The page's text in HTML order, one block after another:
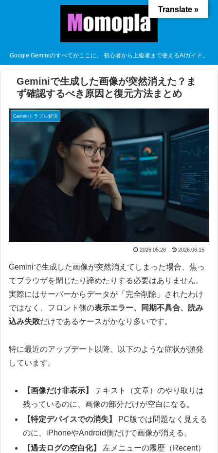
Google Geminiのすべてがここに。 初心者から上級者まで使えるAIガイド。
Geminiで生成した画像が突然消えた？ま
ず確認するべき原因と復元方法まとめ
Geminiトラブル解決
2026.05.28 2026.06.15
Geminiで生成した画像が突然消えてしまった場合、焦っ
てブラウザを閉じたり諦めたりする必要はありません。
実際にはサーバーからデータが「完全削除」されたわけ
ではなく、フロント側の表示エラー、同期不具合、読み
込み失敗だけであるケースがかなり多いです。
特に最近のアップデート以降、以下のような症状が頻発
しています。
【画像だけ非表示】
テキスト（文章）のやり取りは
残っているのに、画像の部分だけが空白になる。
【特定デバイスでの消失】
PC版では問題なく見える
のに、iPhoneやAndroid側だけで画像が消える。
【過去ログの空白化】
左メニューの履歴（Recent）
Translate »